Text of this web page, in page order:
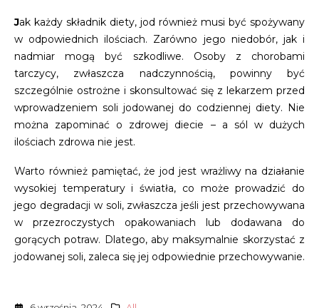
Jak każdy składnik diety, jod również musi być spożywany
w odpowiednich ilościach. Zarówno jego niedobór, jak i
nadmiar mogą być szkodliwe. Osoby z chorobami
tarczycy, zwłaszcza nadczynnością, powinny być
szczególnie ostrożne i skonsultować się z lekarzem przed
wprowadzeniem soli jodowanej do codziennej diety. Nie
można zapominać o zdrowej diecie – a sól w dużych
ilościach zdrowa nie jest.
Warto również pamiętać, że jod jest wrażliwy na działanie
wysokiej temperatury i światła, co może prowadzić do
jego degradacji w soli, zwłaszcza jeśli jest przechowywana
w przezroczystych opakowaniach lub dodawana do
gorących potraw. Dlatego, aby maksymalnie skorzystać z
jodowanej soli, zaleca się jej odpowiednie przechowywanie.